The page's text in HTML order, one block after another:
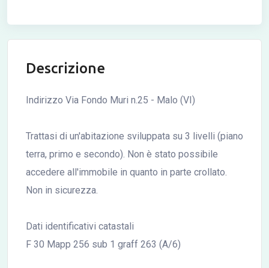
Descrizione
Indirizzo Via Fondo Muri n.25 - Malo (VI)
Trattasi di un'abitazione sviluppata su 3 livelli (piano
terra, primo e secondo). Non è stato possibile
accedere all'immobile in quanto in parte crollato.
Non in sicurezza.
Dati identificativi catastali
F 30 Mapp 256 sub 1 graff 263 (A/6)